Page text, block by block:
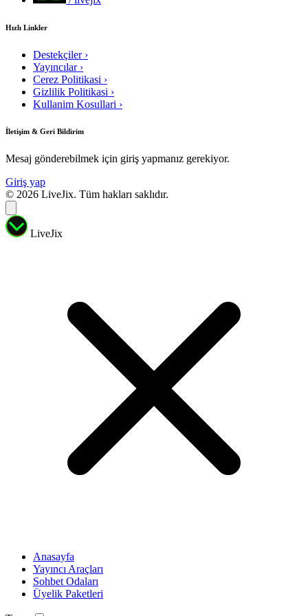
Hızlı Linkler
Destekçiler ›
Yayıncılar ›
Cerez Politikasi ›
Gizlilik Politikasi ›
Kullanim Kosullari ›
İletişim & Geri Bildirim
Mesaj gönderebilmek için giriş yapmanız gerekiyor.
Giriş yap
© 2026 LiveJix. Tüm hakları saklıdır.
LiveJix
Anasayfa
Yayıncı Araçları
Sohbet Odaları
Üyelik Paketleri